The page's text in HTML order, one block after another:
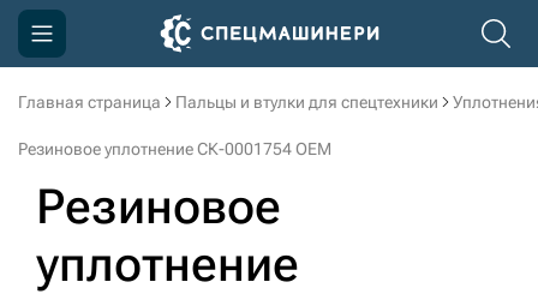
Главная страница Пальцы и втулки для спецтехники
Резиновое уплотнение СК-0001754 OEM
Резиновое
уплотнение
Компания
Доставка и оплата
Информация